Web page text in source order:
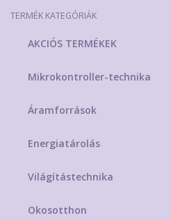
TERMÉK KATEGÓRIÁK
AKCIÓS TERMÉKEK
Mikrokontroller-technika
Áramforrások
Energiatárolás
Világítástechnika
Okosotthon